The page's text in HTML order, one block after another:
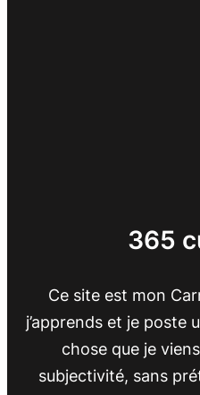
365
Ce site est mon
j’apprends et je poste
chose que je
subjectivité, sans